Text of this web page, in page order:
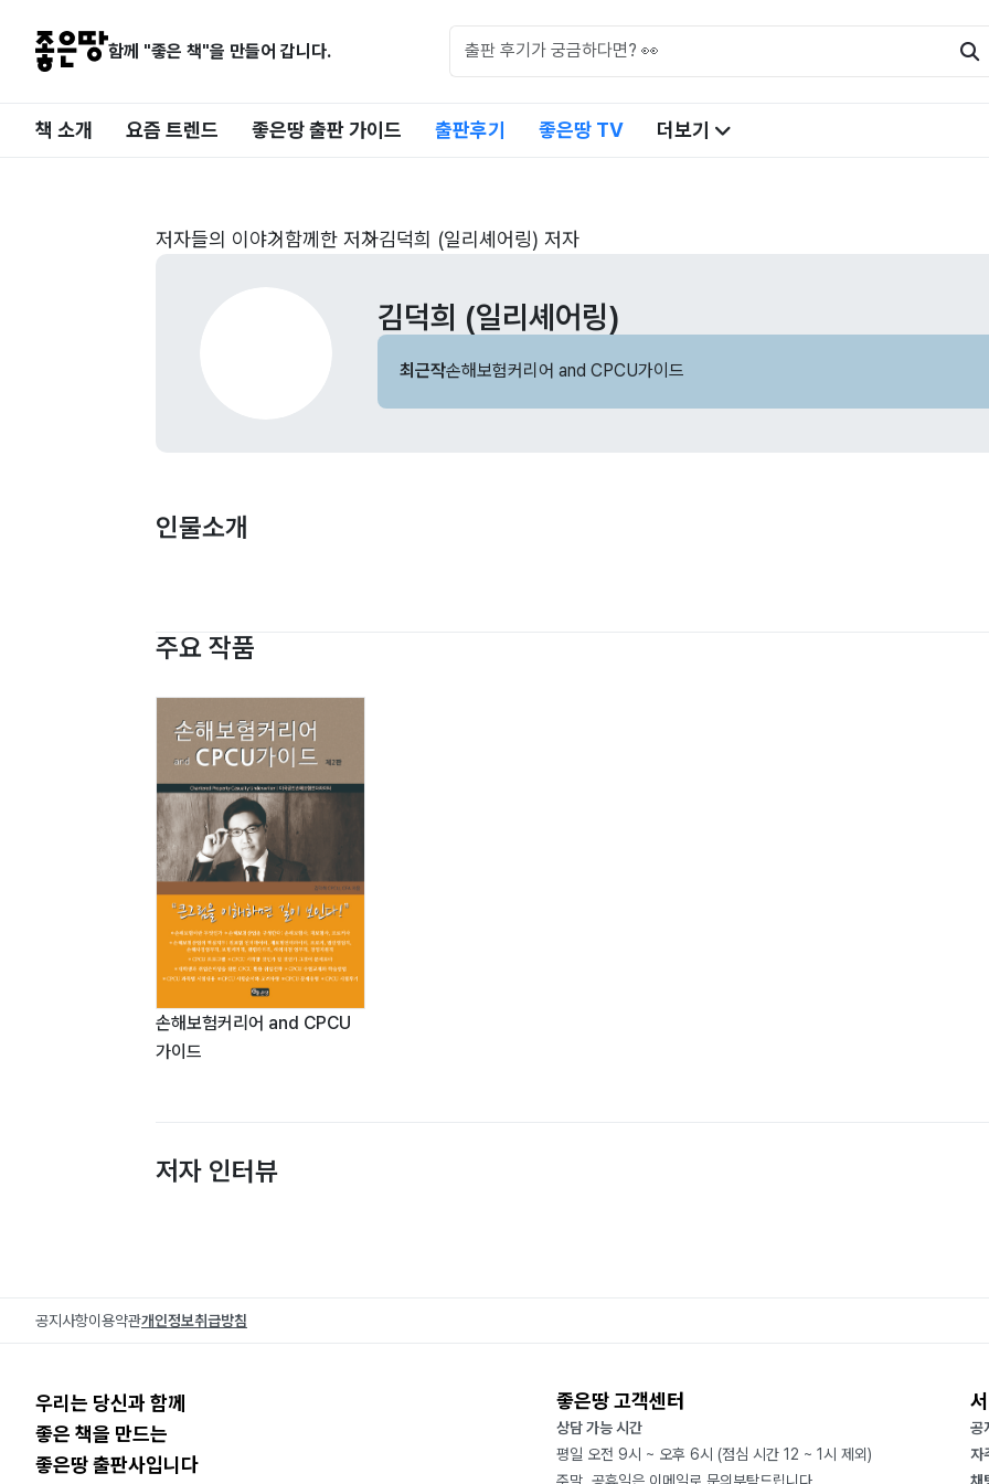
함께 "좋은 책"을 만들어 갑니다.
책 소개 요즘 트렌드 좋은땅 출판 가이드 출판후기 좋은땅 TV 더보기
저자들의 이야기 함께한 저자김덕희 (일리셰어링) 저자
김덕희 (일리셰어링)
최근작손해보험커리어 and CPCU가이드
인물소개
주요 작품
손해보험커리어 and CPCU
가이드
저자 인터뷰
공지사항이용약관개인정보취급방침
우리는 당신과 함께
좋은 책을 만드는
좋은땅 출판사입니다
좋은땅 고객센터
상담 가능 시간
평일 오전 9시 ~ 오후 6시 (점심 시간 12 ~ 1시 제외)
공
자